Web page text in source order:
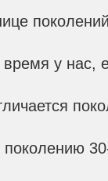
время у нас,
поколению